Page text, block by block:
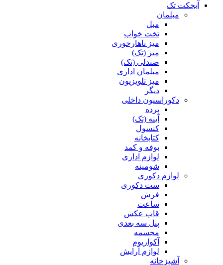
آبجکت تک
مبلمان
مبل
تخت خواب
میز ناهارخوری
میز (تک)
صندلی (تک)
مبلمان اداری
میز تلویزیون
دیگر
دکوراسیون داخلی
پرده
آینه (تک)
کنسول
کتابخانه
بوفه و کمد
لوازم اداری
شومینه
لوازم دکوری
ست دکوری
فرش
ساعت
قاب عکس
پنل سه بعدی
مجسمه
آکواریوم
لوازم آرایش
آشپزخانه